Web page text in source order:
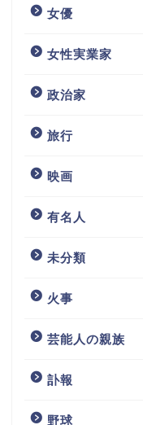
女優
女性実業家
政治家
旅行
映画
有名人
未分類
火事
芸能人の親族
訃報
野球